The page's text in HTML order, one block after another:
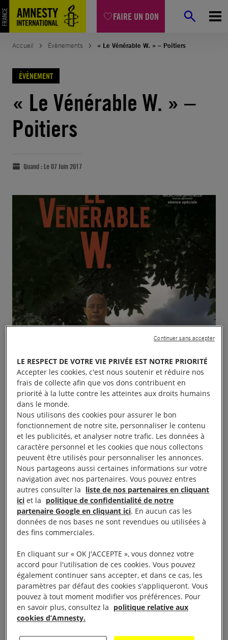
FAIRE UN DON
Accueil Évènements « Le Vénérable W. » – Poitiers
ÉVÈNEMENT
« Le Vénérable W. » –
Poitiers
Quand : Le 07 Juin 2017
Le groupe de Poitiers d’Amnesty International et le
Cinéma Le Dietrich vous propose d’assister à la
projection du film documentaire de Barbet
Schroeder,« Vénérable W. ».
34 Boulevard Chasseigne 86000 Poitiers vous
propose
mercredi 7 juin à 21h
Ce film a été présenté en Séance Spéciale au
Festival de Cannes 2017
Synopsis:
LE RESPECT DE VOTRE VIE PRIVÉE EST NOTRE PRIORITÉ
Accepter les cookies, c'est nous soutenir et réduire nos
frais de collecte afin que vos dons contribuent en
priorité à la lutte contre les atteintes aux droits humains
dans le monde.
Nous utilisons des cookies pour assurer le bon
fonctionnement de notre site, personnaliser le contenu
et les publicités, et analyser notre trafic. Les données à
caractère personnel et les cookies que nous collectons
peuvent être utilisés pour personnaliser les annonces.
Nous partageons aussi certaines informations sur votre
navigation avec nos partenaires. Vous pouvez entres
autres consulter la liste de nos partenaires en cliquant
ici et la politique de confidentialité de notre
partenaire Google en cliquant ici. En aucun cas les
données de nos bases ne sont revendues ou utilisées à
des fins commerciales.
En cliquant sur « OK J'ACCEPTE », vous donnez votre
accord pour l'utilisation de ces cookies. Vous pouvez
également continuer sans accepter, et dans ce cas, les
paramètres par défaut des cookies s'appliqueront. Vous
pouvez à tout moment modifier vos préférences. Pour
en savoir plus, consultez la politique relative aux
cookies d’Amnesty.
Continuer sans accepter